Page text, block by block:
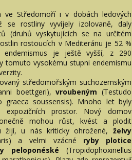
ve Středomoří i v dobách ledových
rostliny vyvíjely izolovaně, daly
(druhů vyskytujících se na určitém
rostoucích v Mediteránu je 52 %
endemismus je ještě vyšší, z 290
tomuto vysokému stupni endemismu
středomořským suchozemským
boettgeri),vroubeným (Testudo
graeca soussensis). Mnoho let byly
prostor. Nový domov
mohou růst, kvést a plodit
žijí, u nás kriticky ohrožené, želvy
a velmi vzácné ryby plotice
peloponéské (Tropidophoxinellus